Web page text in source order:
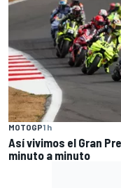
MOTOGP1 h
Así vivimos el Gran
minuto a minuto